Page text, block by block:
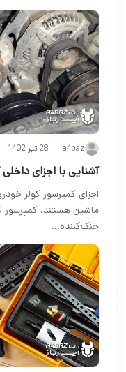
a4baz 28 تیر 1402
آشنایی با اجزای
اجزای کمپرسور کولر
ماشین هستند. کمپرسور
خنک‌کننده…